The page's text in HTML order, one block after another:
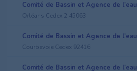
Comité de Bassin et Agence de l'eau
Orléans Cedex 2 45063
Comité de Bassin et Agence de l'eau
Courbevoie Cedex 92416
Comité de Bassin et Agence de l'eau